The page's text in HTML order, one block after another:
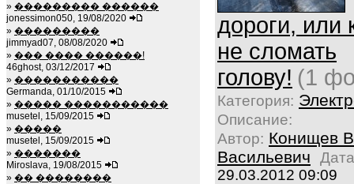
» ��������� ������
jonessimon050, 19/08/2020
» ���������
jimmyad07, 08/08/2020
» ��� ���� ������!
46ghost, 03/12/2017
» �����������
Germanda, 01/10/2015
» ����� �����������
musetel, 15/09/2015
» �����
musetel, 15/09/2015
» �������
Miroslava, 19/08/2015
» �� ��������
дороги, или
не сломать
голову! (1
Категория:
Описание:
Автор: Конищев
Васильевич
29.03.2012 09:09